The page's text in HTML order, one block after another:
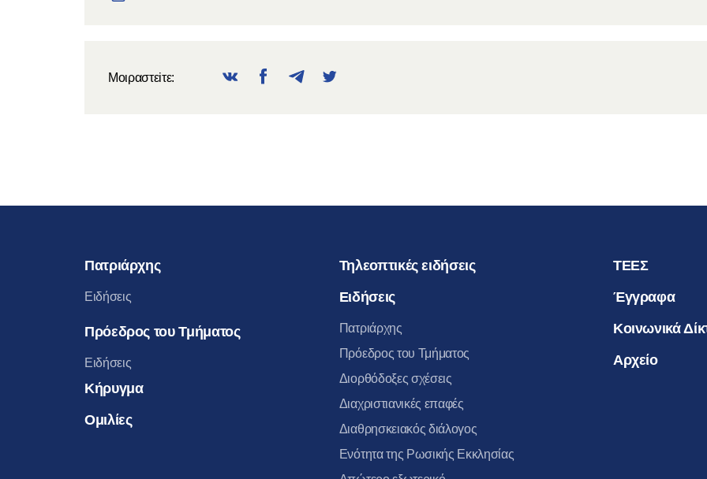
Μοιραστεiτε:
Πατριάρχης
Ειδήσεις
Πρόεδρος του Τμήματος
Ειδήσεις
Κήρυγμα
Ομιλίες
Τηλεοπτικές ειδήσεις
Ειδήσεις
Πατριάρχης
Πρόεδρος του Τμήματος
Διορθόδοξες σχέσεις
Διαχριστιανικές επαφές
Διαθρησκειακός διάλογος
Ενότητα της Ρωσικής Εκκλησίας
ΤΕΕΣ
Έγγραφα
Κοινωνικά
Αρχείο